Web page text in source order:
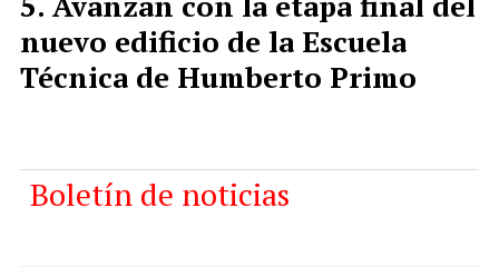
nuevo edificio de la Escuela
Técnica de Humberto Primo
Boletín de noticias